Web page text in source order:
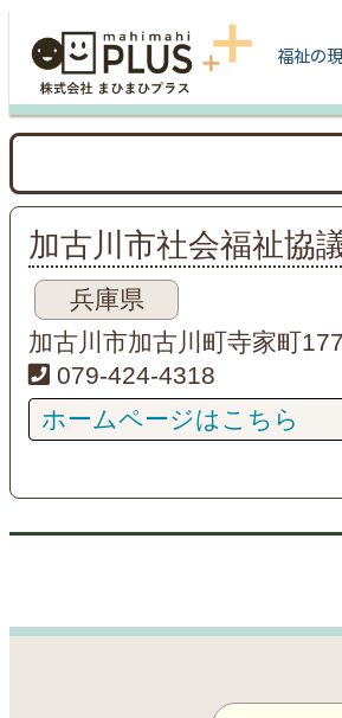
福祉の
加古川市社会福祉協
兵庫県
加古川市加古川町寺家町
079-424-4318
ホームページはこちら